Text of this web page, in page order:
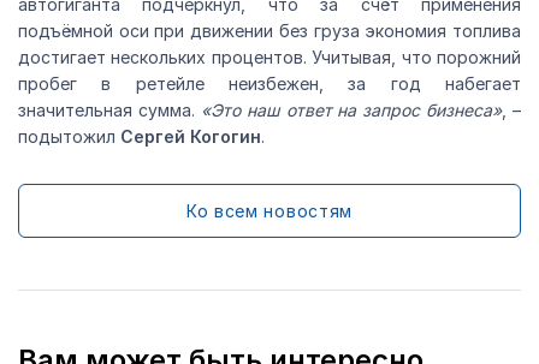
подъёмной оси при движении без груза экономия топлива
достигает нескольких процентов. Учитывая, что порожний
пробег в ретейле неизбежен, за год набегает
значительная сумма. «Это наш ответ на запрос бизнеса», –
подытожил Сергей Когогин.
Ко всем новостям